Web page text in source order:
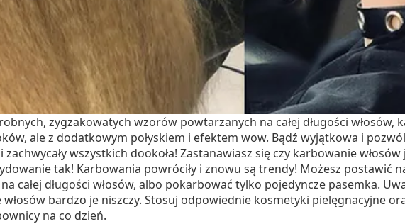
zygzakowatych wzorów powtarzanych na całej długości włosów,
ale z dodatkowym połyskiem i efektem wow. Bądź wyjątkowa i
i zachwycały wszystkich dookoła! Zastanawiasz się czy karbowanie
tak! Karbowania powróciły i znowu są trendy! Możesz postawić
całej długości włosów, albo pokarbować tylko pojedyncze pasemka.
bardzo je niszczy. Stosuj odpowiednie kosmetyki pielęgnacyjne
na co dzień.